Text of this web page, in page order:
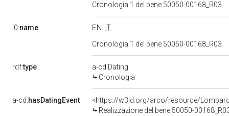
Cronologia 1 del bene 50050-00168_R03
l0:name EN
IT
Cronologia 1 del bene 50050-00168_R03
rdf:type
a-cd:Dating
Cronologia
a-cd:hasDatingEvent
<https://w3id.org/arco/resource/
Realizzazione del bene 50050-